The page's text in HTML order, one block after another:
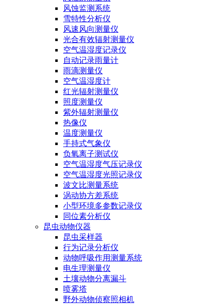
风蚀监测系统
雪特性分析仪
风速风向测量仪
光合有效辐射测量仪
空气温湿度记录仪
自动记录雨量计
雨滴测量仪
空气温湿度计
红光辐射测量仪
照度测量仪
紫外辐射测量仪
热像仪
温度测量仪
手持式气象仪
负氧离子测试仪
空气温湿度气压记录仪
空气温湿度光照记录仪
波文比测量系统
涡动协方差系统
小型环境多参数记录仪
同位素分析仪
昆虫动物仪器
昆虫采样器
行为记录分析仪
动物呼吸作用测量系统
电生理测量仪
土壤动物分离漏斗
喷雾塔
野外动物侦察照相机